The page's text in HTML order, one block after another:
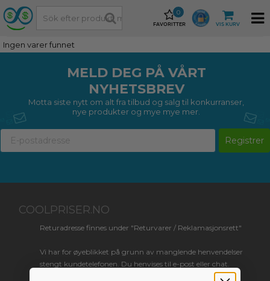
FAVORITTER
0
VIS KURV
Ingen varer funnet
MELD DEG PÅ VÅRT
NYHETSBREV
Motta siste nytt om alt fra tilbud og salg til konkurranser,
nye produkter og mye mye mer.
Registrer
COOLPRISER.NO
Returadresse finnes under "Returvarer / Reklamasjonsrett"
Vi har for øyeblikket på grunn av manglende henvendelser
stengt kundetelefonen. Du henvises til e-post eller chat.